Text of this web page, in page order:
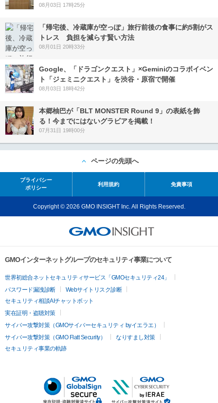
08月03日 17時25分
「帰宅後、冷蔵庫が空っぽ」旅行前後の食事に約5割がス
トレス 負担を減らす賢い方法
08月01日 20時33分
Google、「ドラゴンクエスト」×Geminiのコラボイベン
ト「ジェミニクエスト」を渋谷・原宿で開催
08月03日 18時42分
本郷柚巴が「BLT MONSTER Round 9」の表紙を飾
る！今までにはないグラビアを掲載！
07月31日 19時00分
ページの先頭へ
プライバシー
ポリシー
利用規約 免責事項
Copyright © 2026 GMO INSIGHT Inc. All Rights Reserved.
GMOインターネットグループのセキュリティ事業について
世界初総合ネットセキュリティサービス「GMOセキュリティ24」
パスワード漏洩診断
Webサイトリスク診断
セキュリティ相談AIチャットボット
実在証明・盗聴対策
サイバー攻撃対策（GMOサイバーセキュリティ byイエラエ）
サイバー攻撃対策（GMO Flatt Security）
なりすまし対策
セキュリティ事業の軌跡